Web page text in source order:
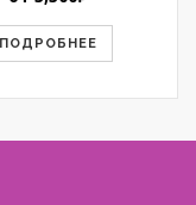
ПОДРОБНЕЕ